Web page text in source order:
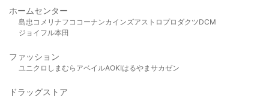
ホームセンター
島忠 コメリ ナフコ コーナンカインズアストロプロダクツDCM
ジョイフル本田
ファッション
ユニクロ しまむら アベイルAOKIはるやま サカゼン
ドラッグストア